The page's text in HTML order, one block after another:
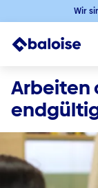
Wir
Startseite
Startseite ➞
Jobs
Karriere in
Arbeiten